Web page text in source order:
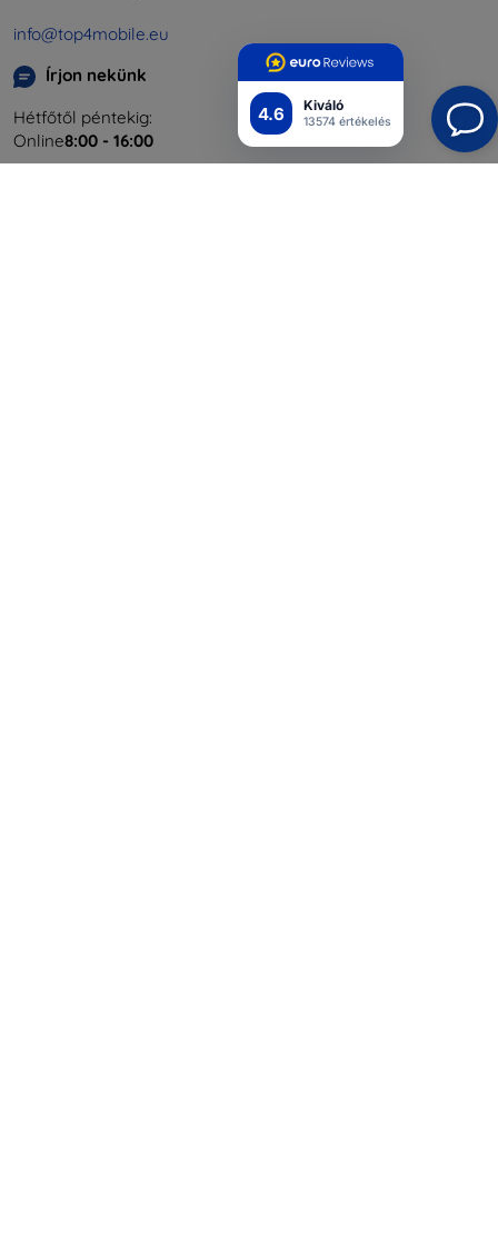
4.6 Kiváló
13574 értékelés
info@top4mobile.eu
Írjon nekünk
Hétfőtől péntekig:
Online8:00 - 16:00